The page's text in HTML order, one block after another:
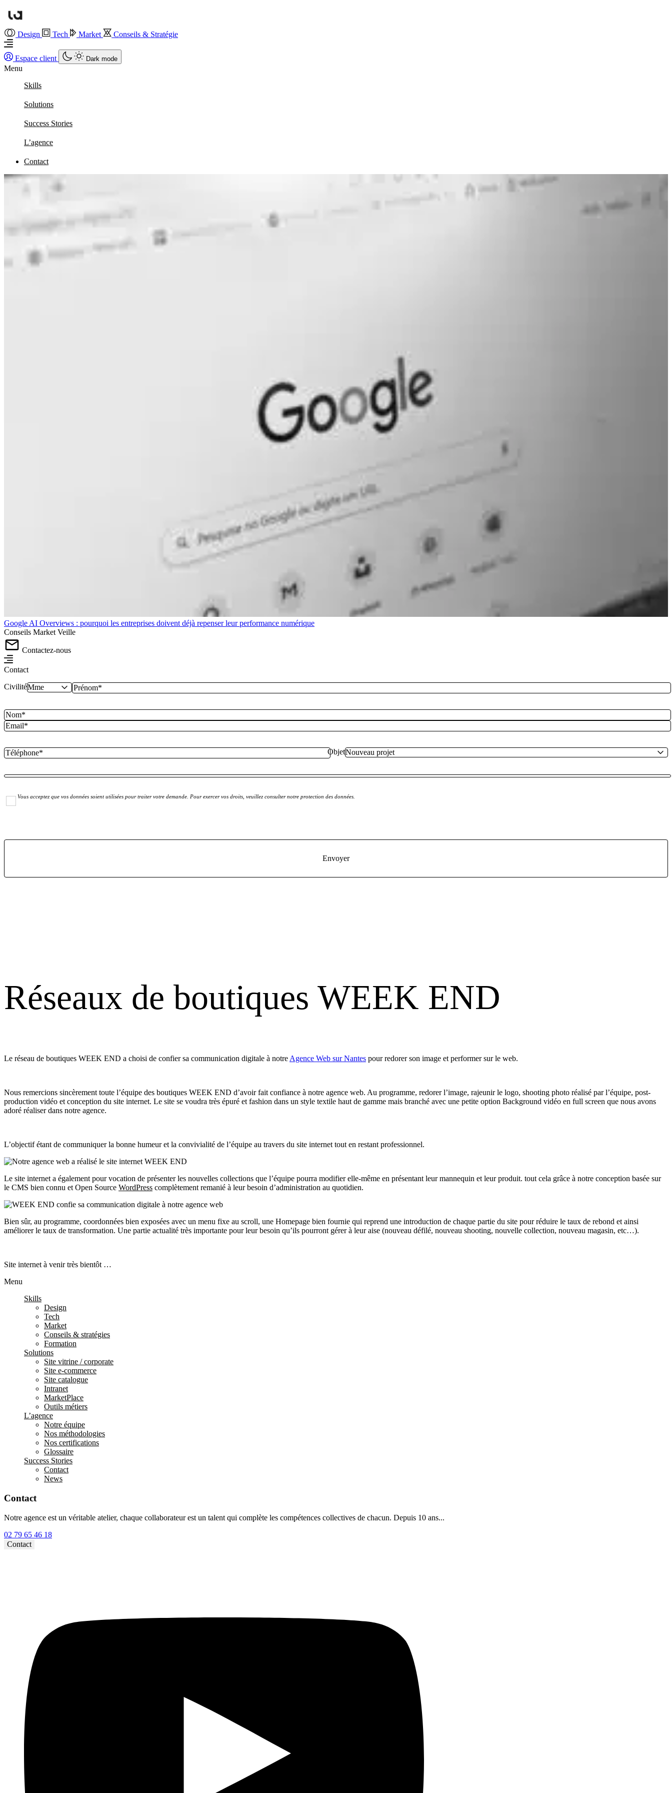
Design Tech Market Conseils & Stratégie
Espace client Dark mode
Menu
Skills
Solutions
Success Stories
L’agence
Contact
Google AI Overviews : pourquoi les entreprises doivent déjà repenser leur performance numérique
Conseils Market Veille
Contactez-nous
Contact
Civilité
Objet
Vous acceptez que vos données soient utilisées pour traiter votre demande. Pour exercer vos droits, veuillez consulter notre protection des données.
Réseaux de boutiques WEEK END
Le réseau de boutiques WEEK END a choisi de confier sa communication digitale à notre Agence Web sur Nantes pour redorer son image et performer sur le web.
Nous remercions sincèrement toute l’équipe des boutiques WEEK END d’avoir fait confiance à notre agence web. Au programme, redorer l’image, rajeunir le logo, shooting photo réalisé par l’équipe, post-
production vidéo et conception du site internet. Le site se voudra très épuré et fashion dans un style textile haut de gamme mais branché avec une petite option Background vidéo en full screen que nous avons
adoré réaliser dans notre agence.
L’objectif étant de communiquer la bonne humeur et la convivialité de l’équipe au travers du site internet tout en restant professionnel.
Le site internet a également pour vocation de présenter les nouvelles collections que l’équipe pourra modifier elle-même en présentant leur mannequin et leur produit. tout cela grâce à notre conception basée sur
le CMS bien connu et Open Source WordPress complètement remanié à leur besoin d’administration au quotidien.
Bien sûr, au programme, coordonnées bien exposées avec un menu fixe au scroll, une Homepage bien fournie qui reprend une introduction de chaque partie du site pour réduire le taux de rebond et ainsi
améliorer le taux de transformation. Une partie actualité très importante pour leur besoin qu’ils pourront gérer à leur aise (nouveau défilé, nouveau shooting, nouvelle collection, nouveau magasin, etc…).
Site internet à venir très bientôt …
Menu
Skills
Design
Tech
Market
Conseils & stratégies
Formation
Solutions
Site vitrine / corporate
Site e-commerce
Site catalogue
Intranet
MarketPlace
Outils métiers
L’agence
Notre équipe
Nos méthodologies
Nos certifications
Glossaire
Success Stories
Contact
News
Contact
Notre agence est un véritable atelier, chaque collaborateur est un talent qui complète les compétences collectives de chacun. Depuis 10 ans...
02 79 65 46 18⁩
Contact